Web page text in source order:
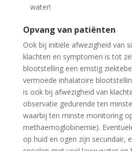
water!
Opvang van patiënten
Ook bij initiële afwezigheid van
klachten en symptomen is tot
blootstelling een ernstig
vermoede inhalatoire
is ook bij afwezigheid van
observatie gedurende ten
waarbij ten minste monitoring
methaemoglobinemie).
op huid en ogen zijn secundair,